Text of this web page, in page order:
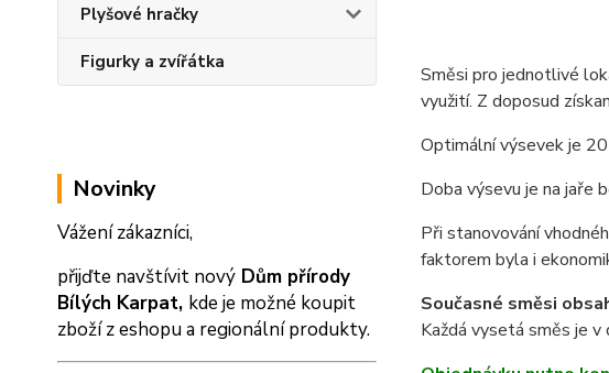
Plyšové hračky
Figurky a zvířátka
Novinky
Vážení zákazníci,
přijďte navštívit nový Dům přírody
Bílých Karpat, kde je možné koupit
zboží z eshopu a regionální produkty.
Směsi pro jednotlivé
využití. Z doposud
Optimální výsevek je
Doba výsevu je na jaře
Při stanovování
faktorem byla i
Současné směsi
Každá vysetá směs je